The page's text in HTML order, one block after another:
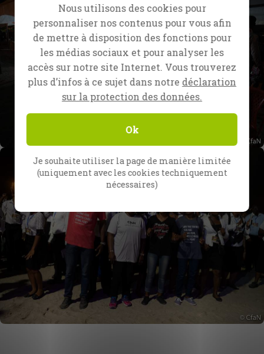
Nous utilisons des cookies pour
personnaliser nos contenus pour vous afin
de mettre à disposition des fonctions pour
les médias sociaux et pour analyser les
accès sur notre site Internet. Vous trouverez
plus d’infos à ce sujet dans notre déclaration
sur la protection des données.
Ok
Je souhaite utiliser la page de manière limitée
(uniquement avec les cookies techniquement
nécessaires)